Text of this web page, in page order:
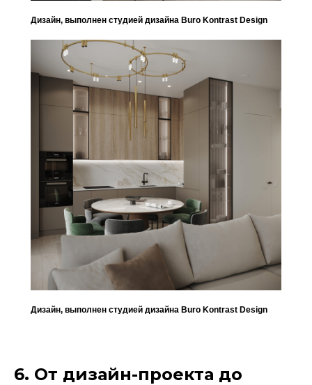
Дизайн, выполнен студией дизайна Buro Kontrast Design
Дизайн, выполнен студией дизайна Buro Kontrast Design
6. От дизайн-проекта до